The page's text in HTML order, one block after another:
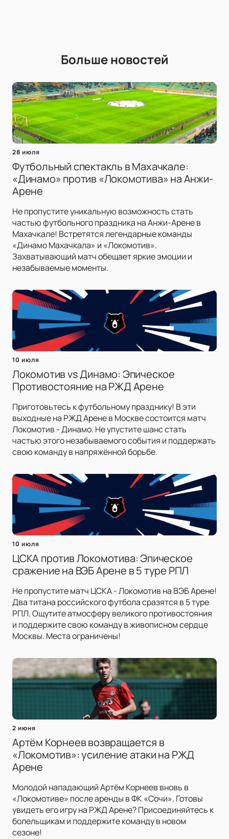
Больше новостей
28 июля
Футбольный спектакль в Махачкале:
«Динамо» против «Локомотива» на Анжи-
Арене
Не пропустите уникальную возможность стать
частью футбольного праздника на Анжи-Арене в
Махачкале! Встретятся легендарные команды
«Динамо Махачкала» и «Локомотив».
Захватывающий матч обещает яркие эмоции и
незабываемые моменты.
10 июля
Локомотив vs Динамо: Эпическое
Противостояние на РЖД Арене
Приготовьтесь к футбольному празднику! В эти
выходные на РЖД Арене в Москве состоится матч
Локомотив - Динамо. Не упустите шанс стать
частью этого незабываемого события и поддержать
свою команду в напряжённой борьбе.
10 июля
ЦСКА против Локомотива: Эпическое
сражение на ВЭБ Арене в 5 туре РПЛ
Не пропустите матч ЦСКА - Локомотив на ВЭБ Арене!
Два титана российского футбола сразятся в 5 туре
РПЛ. Ощутите атмосферу великого противостояния
и поддержите свою команду в живописном сердце
Москвы. Места ограничены!
2 июня
Артём Корнеев возвращается в
«Локомотив»: усиление атаки на РЖД
Арене
Молодой нападающий Артём Корнеев вновь в
«Локомотиве» после аренды в ФК «Сочи». Готовы
увидеть его игру на РЖД Арене? Присоединяйтесь к
болельщикам и поддержите команду в новом
сезоне!